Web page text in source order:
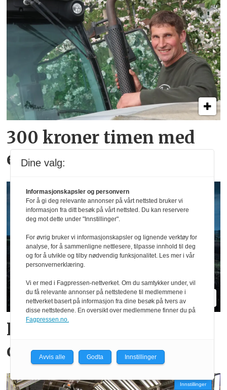
300 kroner timen med
epler og moreller
Hvilke merker er størst i
ditt fylke?
Innstillinger
Dine valg:
Informasjonskapsler og personvern
For å gi deg relevante annonser på vårt nettsted bruker vi
informasjon fra ditt besøk på vårt nettsted. Du kan reservere
deg mot dette under "Innstillinger".
For øvrig bruker vi informasjonskapsler og lignende verktøy for
analyse, for å sammenligne nettlesere, tilpasse innhold til deg
og for å utvikle og tilby nødvendig funksjonalitet. Les mer i vår
personvernerklæring.
Vi er med i Fagpressen-nettverket. Om du samtykker under, vil
du få relevante annonser på nettstedene til medlemmene i
nettverket basert på informasjon fra dine besøk på tvers av
disse nettstedene. En oversikt over medlemmene finner du på
Fagpressen.no.
Avvis alle Godta Innstillinger